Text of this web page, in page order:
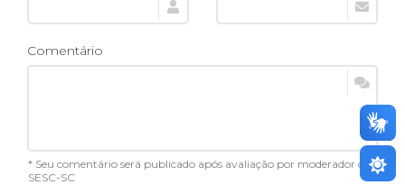
Comentário
* Seu comentário será publicado após avaliação por moderador do
SESC-SC